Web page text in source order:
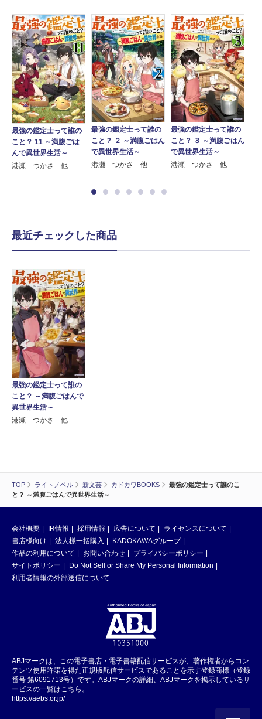
TOP ライトノベル 新文芸 カドカワBOOKS
最強の鑑定士って誰のこ
と？ ～満腹ごはんで異世界生活～
最強の鑑定士って誰の
こと？ 11 ～満腹ごは
んで異世界生活～
港瀬 つかさ 他
最強の鑑定士って誰の
こと？ ２ ～満腹ごはん
で異世界生活～
港瀬 つかさ 他
最強の鑑定士って誰の
こと？ ３ ～満腹ごはん
で異世界生活～
港瀬 つかさ 他
最近チェックした商品
最強の鑑定士って誰の
こと？ ～満腹ごはんで
異世界生活～
港瀬 つかさ 他
会社概要 IR情報 採用情報 広告について
ライセンスについて
書店様向け
法人様一括購入
KADOKAWAグループ
作品の利用について
お問い合わせ
プライバシーポリシー
サイトポリシー
Do Not Sell or Share My Personal Information
利用者情報の外部送信について
ABJマークは、この電子書店・電子書籍配信サービスが、著作権者からコン
テンツ使用許諾を得た正規版配信サービスであることを示す登録商標（登録
番号 第6091713号）です。ABJマークの詳細、ABJマークを掲示しているサ
ービスの一覧はこちら。
https://aebs.or.jp/